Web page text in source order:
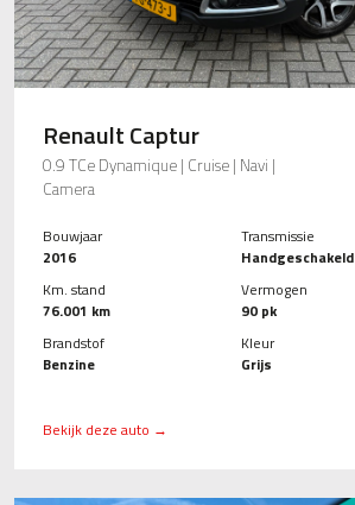
Renault Captur
0.9 TCe Dynamique | Cruise | Navi |
Camera
Bouwjaar
2016
Km. stand
76.001 km
Brandstof
Benzine
Transmissie
Handgeschakeld
Vermogen
90 pk
Kleur
Grijs
Bekijk deze auto →